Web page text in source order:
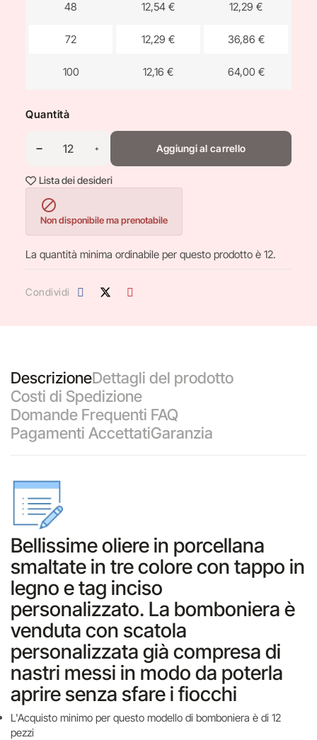
48 12,54 € 12,29 €
72 12,29 € 36,86 €
100 12,16 € 64,00 €
Quantità
Aggiungi al carrello
Lista dei desideri

Non disponibile ma prenotabile
La quantità minima ordinabile per questo prodotto è 12.
Condividi
DescrizioneDettagli del prodotto
Costi di Spedizione
Domande Frequenti FAQ
Pagamenti AccettatiGaranzia
Bellissime oliere in porcellana
smaltate in tre colore con tappo in
legno e tag inciso
personalizzato. La bomboniera è
venduta con scatola
personalizzata già compresa di
nastri messi in modo da poterla
aprire senza sfare i fiocchi
L'Acquisto minimo per questo modello di bomboniera è di 12
pezzi